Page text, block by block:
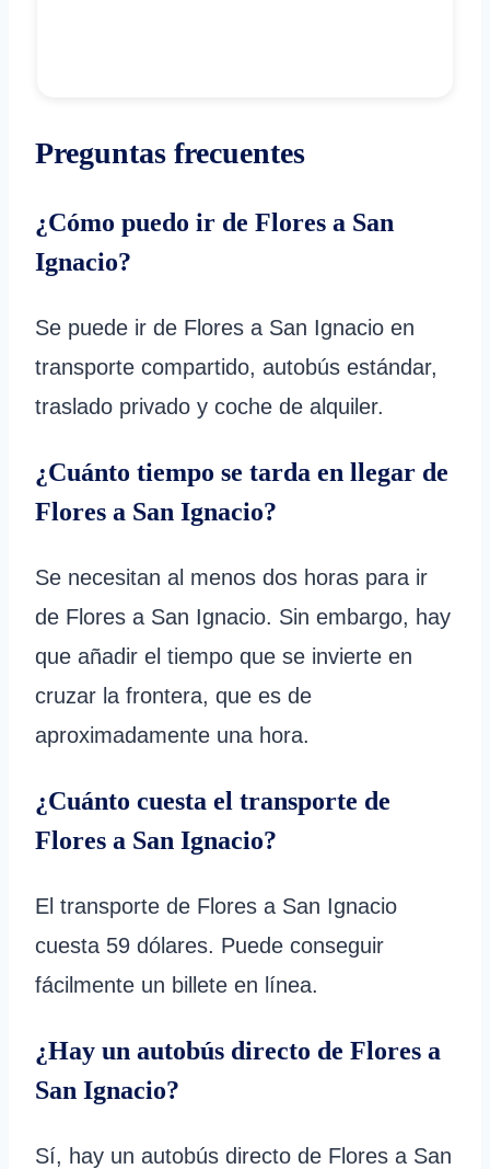
Preguntas frecuentes
¿Cómo puedo ir de Flores a San
Ignacio?
Se puede ir de Flores a San Ignacio en
transporte compartido, autobús estándar,
traslado privado y coche de alquiler.
¿Cuánto tiempo se tarda en llegar de
Flores a San Ignacio?
Se necesitan al menos dos horas para ir
de Flores a San Ignacio. Sin embargo, hay
que añadir el tiempo que se invierte en
cruzar la frontera, que es de
aproximadamente una hora.
¿Cuánto cuesta el transporte de
Flores a San Ignacio?
El transporte de Flores a San Ignacio
cuesta 59 dólares. Puede conseguir
fácilmente un billete en línea.
¿Hay un autobús directo de Flores a
San Ignacio?
Sí, hay un autobús directo de Flores a San